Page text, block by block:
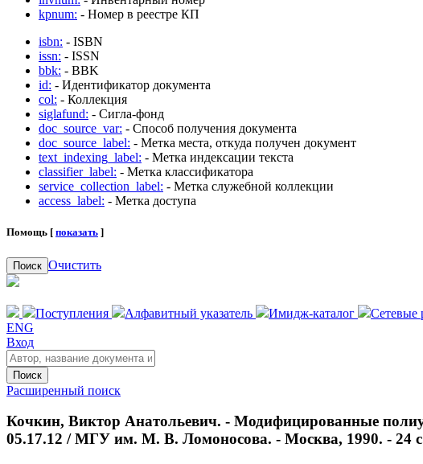
kpnum: - Номер в реестре КП
isbn: - ISBN
issn: - ISSN
bbk: - BBK
id: - Идентификатор документа
col: - Коллекция
siglafund: - Сигла-фонд
doc_source_var: - Способ получения документа
doc_source_label: - Метка места, откуда получен документ
text_indexing_label: - Метка индексации текста
classifier_label: - Метка классификатора
service_collection_label: - Метка служебной коллекции
access_label: - Метка доступа
Помощь [ показать ]
Поиск Очистить
Поступления Алфавитный указатель Имидж-каталог
Сетевые
ENG
Вход
Поиск
Расширенный поиск
Кочкин, Виктор Анатольевич. - Модифицированные
05.17.12 / МГУ им. М. В. Ломоносова. - Москва, 1990. - 24